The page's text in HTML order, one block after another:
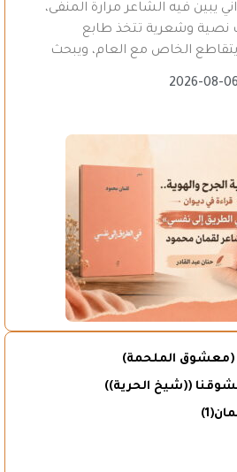
يبين فيه الشاعر مرارة المنفى،
نصية وشعرية تتخذ طابع
يتقاطع الخاص مع العام، ويبحث
2026-08-06
(معشوق الملحمة)
((شيخ الحرية))